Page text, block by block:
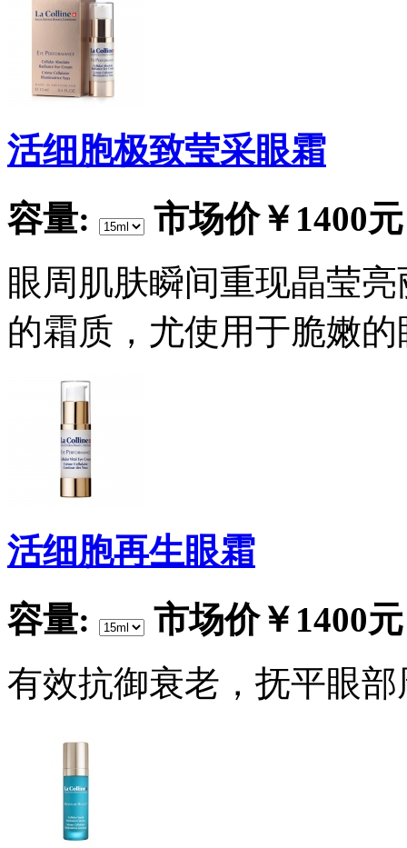
活细胞极致莹采眼霜
容量:
市场价￥1400元
眼周肌肤瞬间重现晶莹
的霜质，尤使用于脆嫩
活细胞再生眼霜
容量:
市场价￥1400元
有效抗御衰老，抚平眼